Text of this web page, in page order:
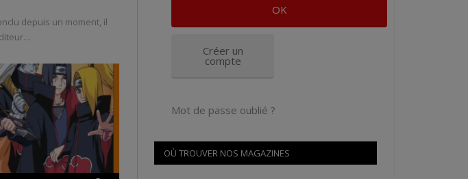
depuis un moment, il
Créer un
compte
Mot de passe oublié ?
OÙ TROUVER NOS MAGAZINES